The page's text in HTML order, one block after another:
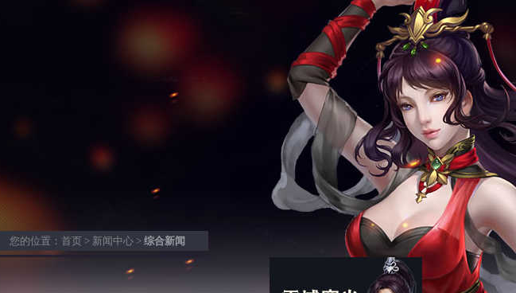
您的位置： 首页> 新闻中心> 综合新闻